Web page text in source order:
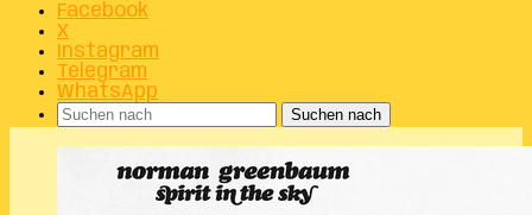
Facebook
X
Instagram
Telegram
WhatsApp
Suchen nach